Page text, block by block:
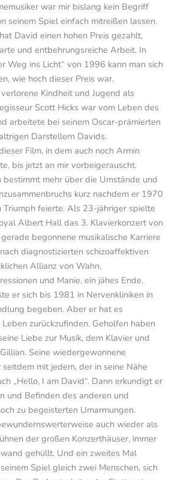
war mir bislang kein Begriff
seinem Spiel einfach mitreißen lassen.
David einen hohen Preis gezahlt,
und entbehrungsreiche Arbeit. In
Weg ins Licht“ von 1996 kann man sich
wie hoch dieser Preis war,
Kindheit und Jugend als
Scott Hicks war vom Leben des
arbeitete bei seinem Oscar-prämierten
Darstellern Davids.
Film, in dem auch noch Armin
bis jetzt an mir vorbeigerauscht.
mehr über die Umstände und
kurz nachdem er 1970
Triumph feierte. Als 23-jähriger spielte
Albert Hall das 3. Klavierkonzert von
begonnene musikalische Karriere
diagnostizierten schizoaffektiven
Allianz von Wahn,
und Manie, ein jähes Ende.
er sich bis 1981 in Nervenkliniken in
begeben. Aber er hat es
zurückzufinden. Geholfen haben
Liebe zur Musik, dem Klavier und
Seine wiedergewonnene
mit jedem, der in seine Nähe
„Hello, I am David“. Dann erkundigt er
und Befinden des anderen und
zu begeisterten Umarmungen.
auch wieder als
der großen Konzerthäuser, immer
gehüllt. Und ein zweites Mal
Spiel gleich zwei Menschen, sich